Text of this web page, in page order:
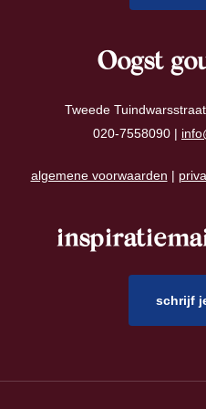
Oogst
Tweede
020-7558090 |
algemene voorwaarden |
schrijf